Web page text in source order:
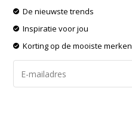
De nieuwste trends
Inspiratie voor jou
Korting op de mooiste merken